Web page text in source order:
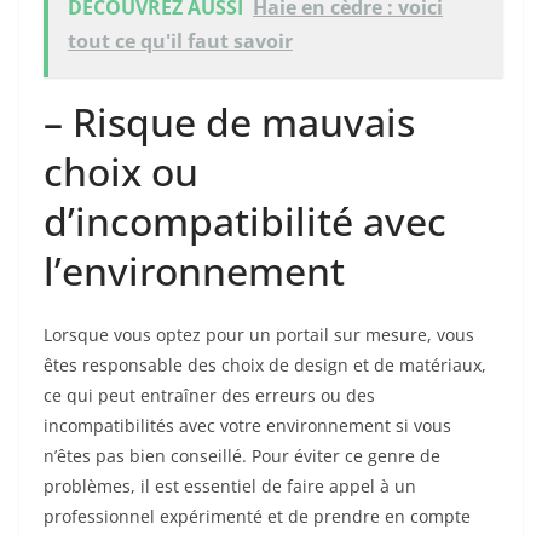
DÉCOUVREZ AUSSI Haie en cèdre : voici
tout ce qu'il faut savoir
– Risque de mauvais
choix ou
d’incompatibilité avec
l’environnement
Lorsque vous optez pour un portail sur mesure, vous
êtes responsable des choix de design et de matériaux,
ce qui peut entraîner des erreurs ou des
incompatibilités avec votre environnement si vous
n’êtes pas bien conseillé. Pour éviter ce genre de
problèmes, il est essentiel de faire appel à un
professionnel expérimenté et de prendre en compte